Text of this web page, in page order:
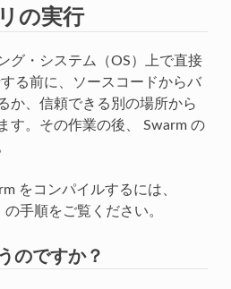
の実行
グ・システム（OS）上で直接
る前に、ソースコードからバ
か、信頼できる別の場所から
す。その作業の後、 Swarm の
をコンパイルするには、
の手順をご覧ください。
のですか？